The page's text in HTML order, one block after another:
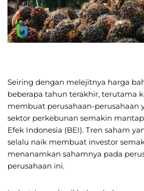
Seiring dengan melejitnya harga
beberapa tahun terakhir, terutama
membuat perusahaan-perusahaan
sektor perkebunan semakin
Efek Indonesia (BEI). Tren saham
selalu naik membuat investor
menanamkan sahamnya pada
perusahaan ini.